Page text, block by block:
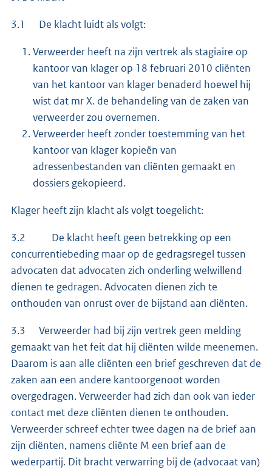
3.1 De klacht luidt als volgt:
Verweerder heeft na zijn vertrek als stagiaire op
kantoor van klager op 18 februari 2010 cliënten
van het kantoor van klager benaderd hoewel hij
wist dat mr X. de behandeling van de zaken van
verweerder zou overnemen.
Verweerder heeft zonder toestemming van het
kantoor van klager kopieën van
adressenbestanden van cliënten gemaakt en
dossiers gekopieerd.
Klager heeft zijn klacht als volgt toegelicht:
3.2 De klacht heeft geen betrekking op een
concurrentiebeding maar op de gedragsregel tussen
advocaten dat advocaten zich onderling welwillend
dienen te gedragen. Advocaten dienen zich te
onthouden van onrust over de bijstand aan cliënten.
3.3 Verweerder had bij zijn vertrek geen melding
gemaakt van het feit dat hij cliënten wilde meenemen.
Daarom is aan alle cliënten een brief geschreven dat de
zaken aan een andere kantoorgenoot worden
overgedragen. Verweerder had zich dan ook van ieder
contact met deze cliënten dienen te onthouden.
Verweerder schreef echter twee dagen na de brief aan
zijn cliënten, namens cliënte M een brief aan de
wederpartij. Dit bracht verwarring bij de (advocaat van)